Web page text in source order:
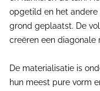
opgetild en het
grond geplaatst. De
creëren een diagonale
De materialisatie is
hun meest pure vorm